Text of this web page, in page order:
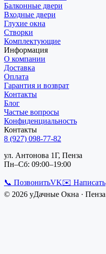
Балконные двери
Входные двери
Глухие окна
Створки
Комплектующие
Информация
О компании
Доставка
Оплата
Гарантия и возврат
Контакты
Блог
Частые вопросы
Конфиденциальность
Контакты
8 (927) 098-77-82
ул. Антонова 1Г, Пенза
Пн–Сб: 09:00–19:00
📞 ПозвонитьVK✉️ Написать
© 2026 уДачные Окна · Пенза